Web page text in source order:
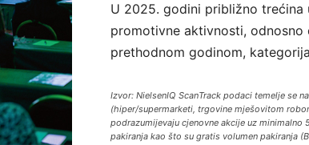
U 2025. godini približno trećina
promotivne aktivnosti,
prethodnom godinom,
Izvor: NielsenIQ ScanTrack podaci temelje se
(hiper/supermarketi, trgovine mješovitom
podrazumijevaju cjenovne akcije uz minimalno
pakiranja kao što su gratis volumen pakiranja